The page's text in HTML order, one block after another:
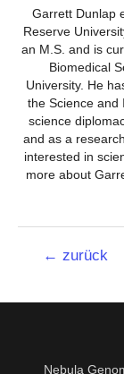
Garrett Dunlap
Reserve
an M.S. and is
Biomedical
University. He
the Science and
science
and as a
interested in
more about
Beitrags-
← zurück
Nebula